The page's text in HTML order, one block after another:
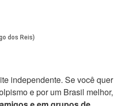
independente. Se você quer
e por um Brasil melhor,